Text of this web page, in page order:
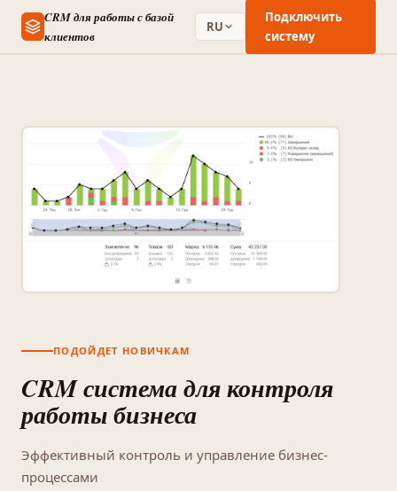
CRM для работы с базой
клиентов
RU
Подключить
систему
ПОДОЙДЕТ НОВИЧКАМ
CRM система для контроля
работы бизнеса
Эффективный контроль и управление бизнес-
процессами